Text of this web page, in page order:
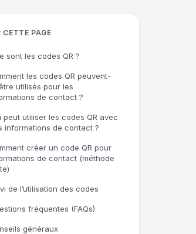
CETTE PAGE
sont les codes QR ?
les codes QR peuvent-
utilisés pour les
de contact ?
peut utiliser les codes QR avec
informations de contact ?
créer un code QR pour
de contact (méthode
de l’utilisation des codes
fréquentes (FAQs)
généraux